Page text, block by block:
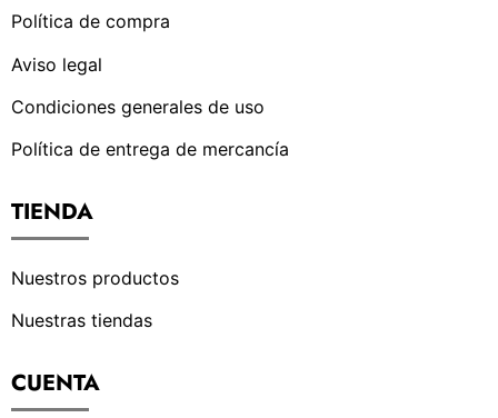
Política de compra
Aviso legal
Condiciones generales de uso
Política de entrega de mercancía
TIENDA
Nuestros productos
Nuestras tiendas
CUENTA